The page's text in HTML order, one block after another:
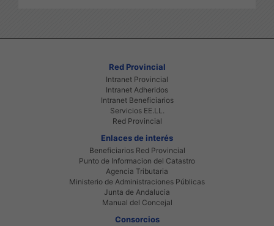
Red Provincial
Intranet Provincial
Intranet Adheridos
Intranet Beneficiarios
Servicios EE.LL.
Red Provincial
Enlaces de interés
Beneficiarios Red Provincial
Punto de Informacion del Catastro
Agencia Tributaria
Ministerio de Administraciones Públicas
Junta de Andalucia
Manual del Concejal
Consorcios